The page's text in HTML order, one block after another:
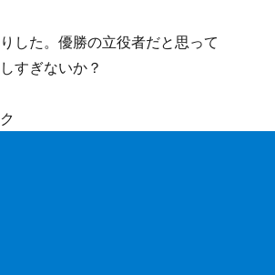
した。優勝の立役者だと思って
すぎないか？